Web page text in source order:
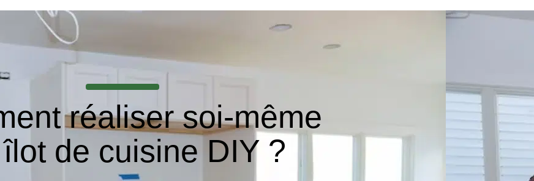
réaliser soi-même
de cuisine DIY ?